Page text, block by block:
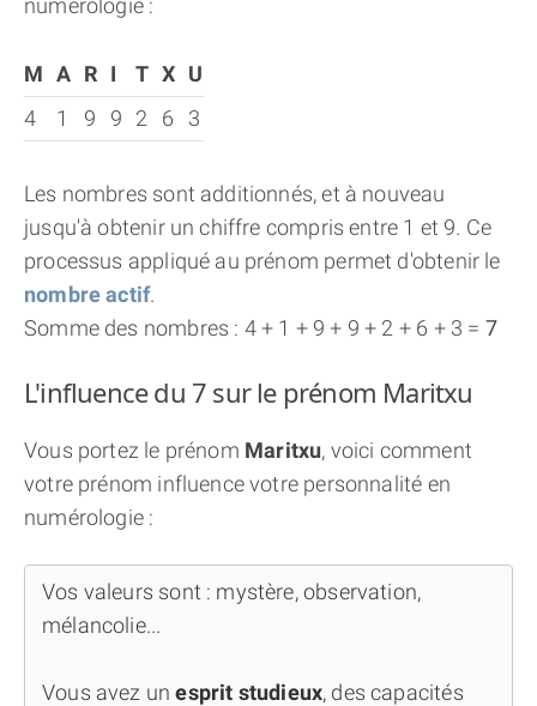
numérologie :
M A R I T X U
4
1 9 9 2 6 3
Les nombres sont additionnés, et à nouveau
jusqu'à obtenir un chiffre compris entre 1 et 9. Ce
processus appliqué au prénom permet d'obtenir le
nombre actif.
Somme des nombres : 4 + 1 + 9 + 9 + 2 + 6 + 3 = 7
L'influence du 7 sur le prénom Maritxu
Vous portez le prénom Maritxu, voici comment
votre prénom influence votre personnalité en
numérologie :
Vos valeurs sont : mystère, observation,
mélancolie...
Vous avez unesprit studieux, des capacités